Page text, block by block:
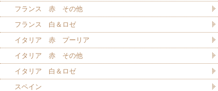
フランス 赤 その他
フランス 白＆ロゼ
イタリア 赤 プーリア
イタリア 赤 その他
イタリア 白＆ロゼ
スペイン